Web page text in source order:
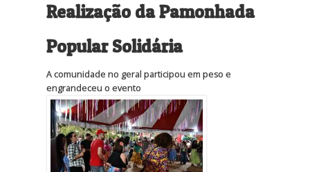
Realização da Pamonhada
Popular Solidária
A comunidade no geral participou em peso e
engrandeceu o evento